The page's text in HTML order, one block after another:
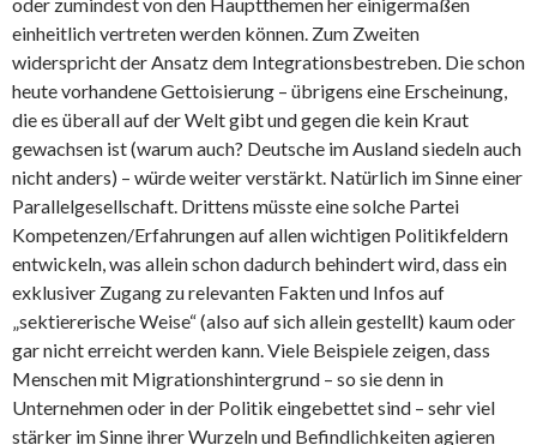
einheitlich vertreten werden können. Zum Zweiten
widerspricht der Ansatz dem Integrationsbestreben. Die schon
heute vorhandene Gettoisierung – übrigens eine Erscheinung,
die es überall auf der Welt gibt und gegen die kein Kraut
gewachsen ist (warum auch? Deutsche im Ausland siedeln auch
nicht anders) – würde weiter verstärkt. Natürlich im Sinne einer
Parallelgesellschaft. Drittens müsste eine solche Partei
Kompetenzen/Erfahrungen auf allen wichtigen Politikfeldern
entwickeln, was allein schon dadurch behindert wird, dass ein
exklusiver Zugang zu relevanten Fakten und Infos auf
„sektiererische Weise“ (also auf sich allein gestellt) kaum oder
gar nicht erreicht werden kann. Viele Beispiele zeigen, dass
Menschen mit Migrationshintergrund – so sie denn in
Unternehmen oder in der Politik eingebettet sind – sehr viel
stärker im Sinne ihrer Wurzeln und Befindlichkeiten agieren